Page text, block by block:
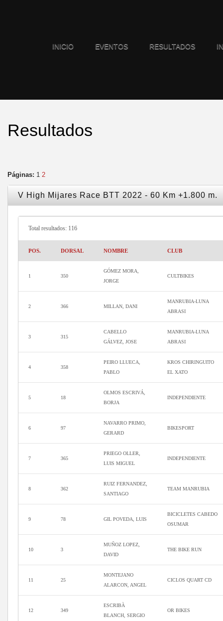
INICIO EVENTOS RESULTADOS
Resultados
Páginas: 1 2
V High Mijares Race BTT 2022 - 60 Km +1.800 m.
Total resultados: 116
POS. DORSAL NOMBRE CLUB
1 350
GÓMEZ MORA,
JORGE
CULTBIKES
2 366 MILLAN, DANI
MANRUBIA-LUNA
ABRASI
3 315
CABELLO
GÁLVEZ, JOSE
MANRUBIA-LUNA
ABRASI
4 358
PEIRO LLUECA,
PABLO
KROS CHIRINGUITO
EL XATO
5 18
OLMOS ESCRIVÁ,
BORJA
INDEPENDIENTE
6 97
NAVARRO PRIMO,
GERARD
BIKESPORT
7 365
PRIEGO OLLER,
LUIS MIGUEL
INDEPENDIENTE
8 362
RUIZ FERNANDEZ,
SANTIAGO
TEAM MANRUBIA
9 78 GIL POVEDA, LUIS
BICICLETES CABEDO
OSUMAR
10 3
MUÑOZ LOPEZ,
DAVID
THE BIKE RUN
11 25
MONTEJANO
ALARCON, ANGEL
CICLOS QUART CD
12 349
ESCRIBÀ
BLANCH, SERGIO
OR BIKES